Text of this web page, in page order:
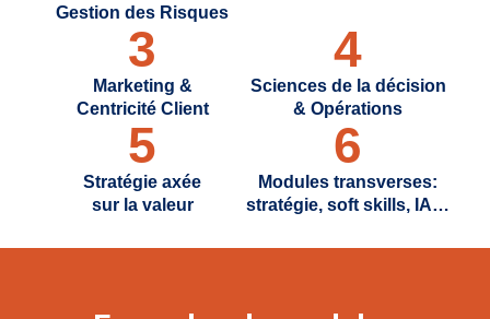
Gestion des Risques
3
Marketing &
Centricité Client
4
Sciences de la décision
& Opérations
5
Stratégie axée
sur la valeur
6
Modules transverses:
stratégie, soft skills, IA…